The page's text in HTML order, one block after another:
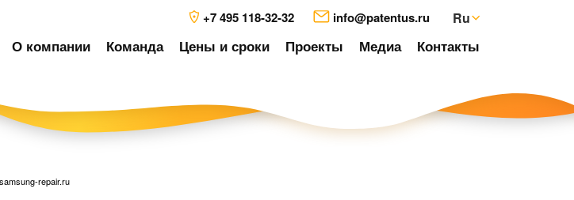
+7 495 118-32-32 info@patentus.ru Ru
О компании Команда Цены и сроки Проекты Медиа Контакты
repair.ru